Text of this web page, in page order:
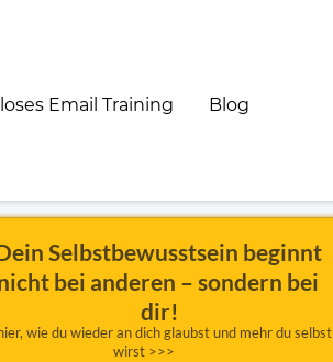
Email Training Blog
Selbstbewusstsein beginnt
bei anderen – sondern bei
dir!
wie du wieder an dich glaubst und mehr du selbst
wirst >>>